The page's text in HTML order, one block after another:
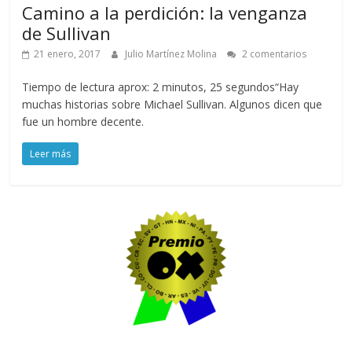
Camino a la perdición: la venganza
de Sullivan
21 enero, 2017 Julio Martínez Molina 2 comentarios
Tiempo de lectura aprox: 2 minutos, 25 segundos“Hay
muchas historias sobre Michael Sullivan. Algunos dicen que
fue un hombre decente.
Leer más